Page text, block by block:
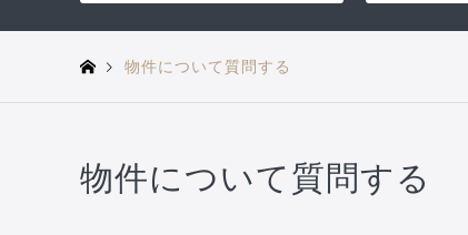
物件について質問する
物件について質問する